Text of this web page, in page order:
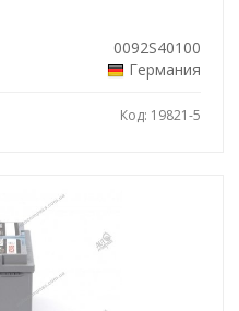
0092S40100
Германия
Код: 19821-5